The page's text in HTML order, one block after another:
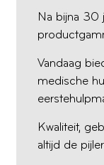
Na bijna 30
Vandaag
medische
Kwaliteit,
altijd de